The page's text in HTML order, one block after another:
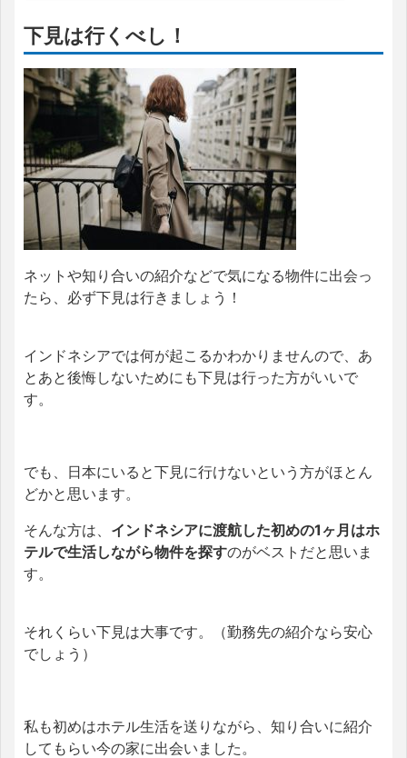
下見は行くべし！
ネットや知り合いの紹介などで気になる物件に出会っ
たら、必ず下見は行きましょう！
インドネシアでは何が起こるかわかりませんので、あ
とあと後悔しないためにも下見は行った方がいいで
す。
でも、日本にいると下見に行けないという方がほとん
どかと思います。
そんな方は、 インドネシアに渡航した初めの1ヶ月はホ
テルで生活しながら物件を探すのがベストだと思いま
す。
それくらい下見は大事です。（勤務先の紹介なら安心
でしょう）
私も初めはホテル生活を送りながら、知り合いに紹介
してもらい今の家に出会いました。